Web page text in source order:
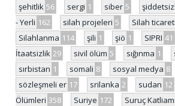
şehitlik 56 sergi 1 siber 5
- Yerli 162 silah projeleri 5 Silah ticareti
Silahlanma 114 şili 1 şiö 1 SIPRI 41
İtaatsizlik 29 sivil ölüm 5 sığınma 1
sırbistan 1 somali 8 sosyal medya 8
sözleşmeli er 17 srilanka 2 sudan 12
Ölümleri 358 Suriye 172 Suruç Katliamı